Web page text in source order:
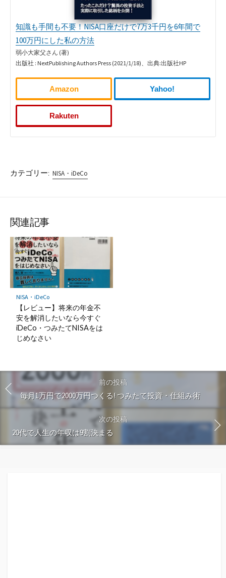
知識も手間も不要！NISA口座だけで7万3千円を6年間で
100万円にした私の方法
弱小大家父さん (著)
出版社 : NextPublishing Authors Press (2021/1/18)、出典:出版社HP
Amazon Yahoo!
Rakuten
カテゴリー: NISA・iDeCo
関連記事
NISA・iDeCo
【レビュー】将来の年金不
安を解消したいなら今すぐ
iDeCo・つみたてNISAをは
じめなさい
前の投稿
毎月1万円で2000万円つくる! つみたて投資・仕組み術
次の投稿
20代で人生の年収は9割決まる